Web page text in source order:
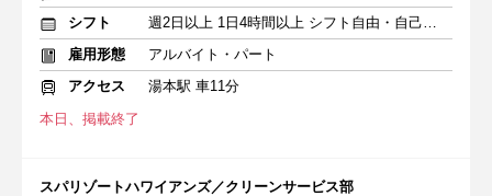
シフト
週2日以上 1日4時間以上 シフト自由・自己申告
雇用形態
アルバイト・パート
アクセス
湯本駅 車11分
本日、掲載終了
スパリゾートハワイアンズ／クリーンサービス部